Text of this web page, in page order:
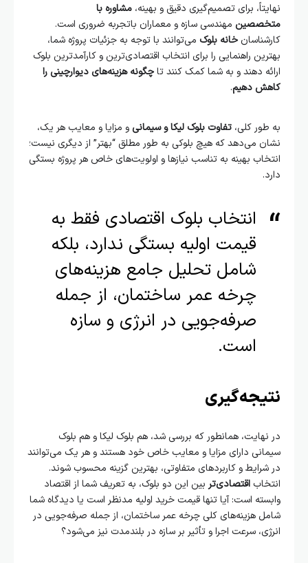
نهایتاً، برای تصمیم‌گیری دقیق و بهینه، مشاوره با
متخصصین مهندسی سازه و معماران باتجربه ضروری است.
کارشناسان خانه بلوک می‌توانند با توجه به جزئیات پروژه شما،
بهترین راهنمایی را برای انتخاب اقتصادی‌ترین و کارآمدترین بلوک
ارائه دهند و به شما کمک کنند تاچگونه هزینه‌های دیوارچینی را
کاهش دهیم.
به طور کلی، تفاوت بلوک لیکا و سیمانی و مزایا و معایب هر یک،
نشان می‌دهد که هیچ بلوکی به طور مطلق “بهتر” از دیگری نیست؛
انتخاب بهینه به تناسب نیازها و اولویت‌های خاص هر پروژه بستگی
دارد.
انتخاب بلوک اقتصادی فقط به
قیمت اولیه بستگی ندارد، بلکه
شامل تحلیل جامع هزینه‌های
چرخه عمر ساختمان، از جمله
صرفه‌جویی در انرژی و سازه
است.
نتیجه‌گیری
در نهایت، همانطور که بررسی شد، هم بلوک لیکا و هم بلوک
سیمانی دارای مزایا و معایب خاص خود هستند و هر یک می‌توانند
در شرایط و کاربردهای متفاوتی، بهترین گزینه محسوب شوند.
انتخاب اقتصادی‌تر بین این دو بلوک، به تعریف شما از اقتصاد
وابسته است: آیا تنها قیمت خرید اولیه مدنظر است یا دیدگاه شما
شامل هزینه‌های کلی چرخه عمر ساختمان، از جمله صرفه‌جویی در
انرژی، سرعت اجرا و تأثیر بر سازه در بلندمدت نیز می‌شود؟